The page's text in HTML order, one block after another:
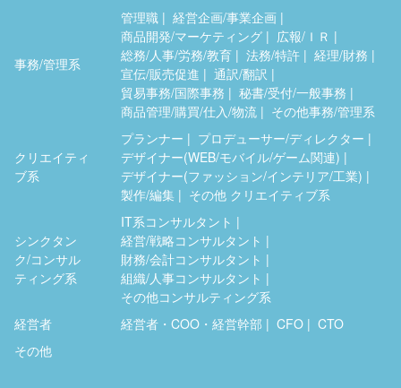
事務/管理系
管理職
経営企画/事業企画
商品開発/マーケティング
広報/ＩＲ
総務/人事/労務/教育
法務/特許
経理/財務
宣伝/販売促進
通訳/翻訳
貿易事務/国際事務
秘書/受付/一般事務
商品管理/購買/仕入/物流
その他事務/管理系
クリエイティ
ブ系
プランナー
プロデューサー/ディレクター
デザイナー(WEB/モバイル/ゲーム関連)
デザイナー(ファッション/インテリア/工業)
製作/編集
その他 クリエイティブ系
シンクタン
ク/コンサル
ティング系
IT系コンサルタント
経営/戦略コンサルタント
財務/会計コンサルタント
組織/人事コンサルタント
その他コンサルティング系
経営者
経営者・COO・経営幹部 CFO
CTO
その他